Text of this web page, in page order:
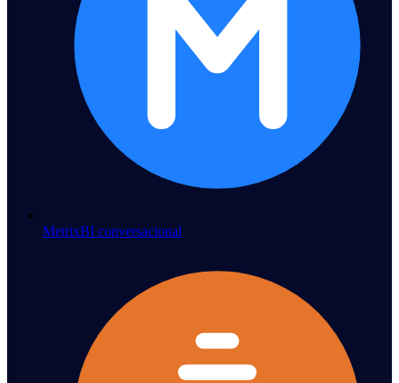
MetrixBI conversacional